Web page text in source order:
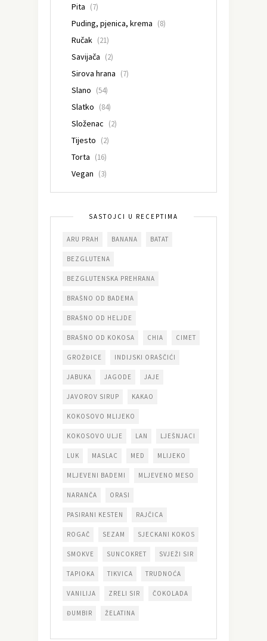
Pita (7)
Puding, pjenica, krema (8)
Ručak (21)
Savijača (2)
Sirova hrana (7)
Slano (54)
Slatko (84)
Složenac (2)
Tijesto (2)
Torta (16)
Vegan (3)
SASTOJCI U RECEPTIMA
ARU PRAH BANANA BATAT
BEZGLUTENA
BEZGLUTENSKA PREHRANA
BRAŠNO OD BADEMA
BRAŠNO OD HELJDE
BRAŠNO OD KOKOSA CHIA CIMET
GROŽĐICE INDIJSKI ORAŠČIĆI
JABUKA JAGODE JAJE
JAVOROV SIRUP KAKAO
KOKOSOVO MLIJEKO
KOKOSOVO ULJE LAN LJEŠNJACI
LUK MASLAC MED MLIJEKO
MLJEVENI BADEMI MLJEVENO MESO
NARANČA ORASI
PASIRANI KESTEN RAJČICA
ROGAČ SEZAM SJECKANI KOKOS
SMOKVE SUNCOKRET SVJEŽI SIR
TAPIOKA TIKVICA TRUDNOĆA
VANILIJA ZRELI SIR ČOKOLADA
ĐUMBIR ŽELATINA